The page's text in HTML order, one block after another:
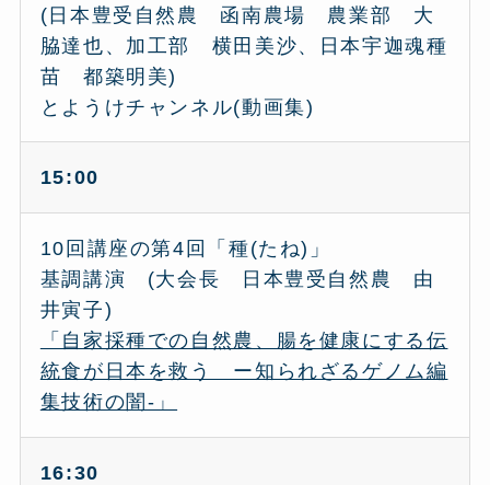
(日本豊受自然農 函南農場 農業部 大
脇達也、加工部 横田美沙、日本宇迦魂種
苗 都築明美)
とようけチャンネル(動画集)
15:00
10回講座の第4回「種(たね)」
基調講演 (大会長 日本豊受自然農 由
井寅子)
「自家採種での自然農、腸を健康にする伝
統食が日本を救う ー知られざるゲノム編
集技術の闇-」
16:30